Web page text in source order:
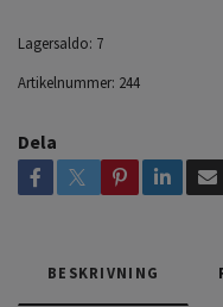
Lagersaldo: 7
Artikelnummer: 244
Dela
BESKRIVNING